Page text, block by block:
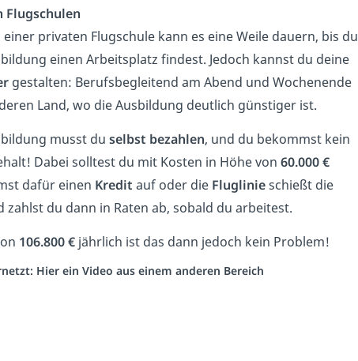
Flugschulen
privaten Flugschule kann es eine Weile dauern, bis du
einen Arbeitsplatz findest. Jedoch kannst du deine
gestalten: Berufsbegleitend am Abend und Wochenende
Land, wo die Ausbildung deutlich günstiger ist.
musst du selbst bezahlen, und du bekommst kein
Dabei solltest du mit Kosten in Höhe von 60.000 €
dafür einen Kredit auf oder die Fluglinieschießt die
zahlst du dann in Raten ab, sobald du arbeitest.
106.800 € jährlich ist das dann jedoch kein Problem!
Hier ein Video aus einem anderen Bereich